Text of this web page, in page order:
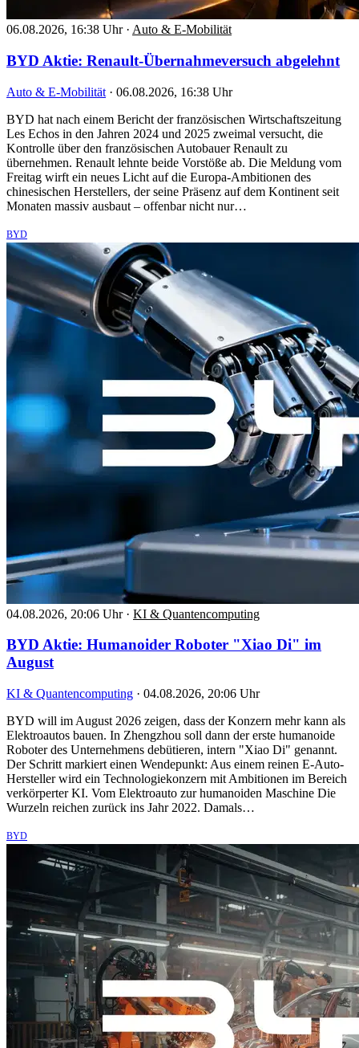
06.08.2026, 16:38 Uhr · Auto & E-Mobilität
BYD Aktie: Renault-Übernahmeversuch abgelehnt
Auto & E-Mobilität · 06.08.2026, 16:38 Uhr
BYD hat nach einem Bericht der französischen Wirtschaftszeitung
Les Echos in den Jahren 2024 und 2025 zweimal versucht, die
Kontrolle über den französischen Autobauer Renault zu
übernehmen. Renault lehnte beide Vorstöße ab. Die Meldung vom
Freitag wirft ein neues Licht auf die Europa-Ambitionen des
chinesischen Herstellers, der seine Präsenz auf dem Kontinent seit
Monaten massiv ausbaut – offenbar nicht nur…
BYD
04.08.2026, 20:06 Uhr · KI & Quantencomputing
BYD Aktie: Humanoider Roboter "Xiao Di" im
August
KI & Quantencomputing · 04.08.2026, 20:06 Uhr
BYD will im August 2026 zeigen, dass der Konzern mehr kann als
Elektroautos bauen. In Zhengzhou soll dann der erste humanoide
Roboter des Unternehmens debütieren, intern "Xiao Di" genannt.
Der Schritt markiert einen Wendepunkt: Aus einem reinen E-Auto-
Hersteller wird ein Technologiekonzern mit Ambitionen im Bereich
verkörperter KI. Vom Elektroauto zur humanoiden Maschine Die
Wurzeln reichen zurück ins Jahr 2022. Damals…
BYD